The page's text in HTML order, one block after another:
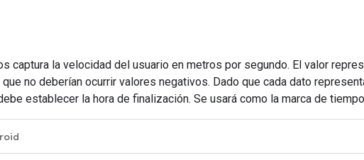
captura la velocidad del usuario en metros por segundo. El valor
que no deberían ocurrir valores negativos. Dado que cada dato
establecer la hora de finalización. Se usará como la marca de